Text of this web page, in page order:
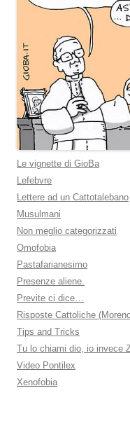
Le vignette di GioBa
Lefebvre
Lettere ad un Cattotalebano
Musulmani
Non meglio categorizzati
Omofobia
Pastafarianesimo
Presenze aliene.
Previte ci dice…
Risposte Cattoliche
Tips and Tricks
Tu lo chiami dio, io invece
Video Pontilex
Xenofobia